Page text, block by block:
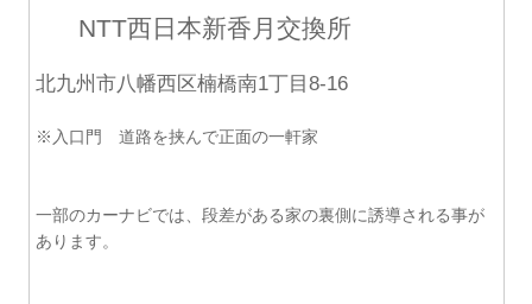
NTT西日本新香月交換所
北九州市八幡西区楠橋南1丁目8-16
※入口門 道路を挟んで正面の一軒家
一部のカーナビでは、段差がある家の裏側に誘導される事が
あります。